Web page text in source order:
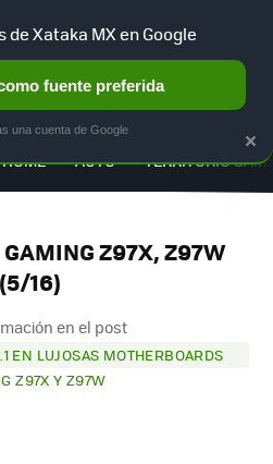
HOME AUTO TERRITORIO
Z97X, Z97W
(5/16)
en el post
EN LUJOSAS MOTHERBOARDS
Z97X Y Z97W
×
de Xataka MX en Google
fuente preferida
una cuenta de Google